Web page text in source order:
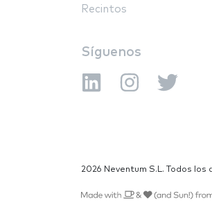
Recintos
Síguenos
2026 Neventum S.L. Todos